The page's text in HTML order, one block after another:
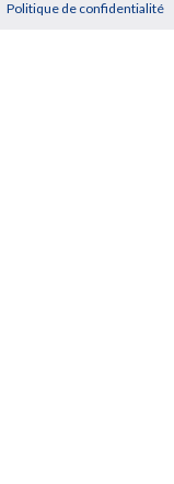
Politique de confidentialité